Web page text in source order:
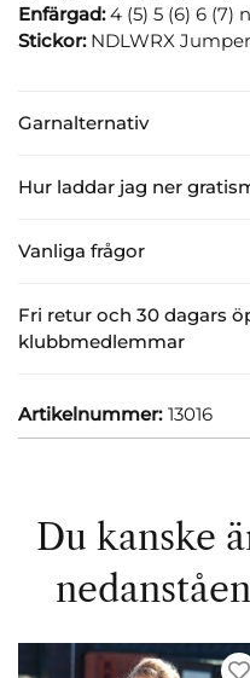
Garnalternativ
Hur laddar jag ner
Vanliga frågor
Fri retur och 30 dagars
klubbmedlemmar
Enfärgad:4 (5) 5 (6) 6 (7)
Stickor: NDLWRX
Artikelnummer: 13016
Du kanske